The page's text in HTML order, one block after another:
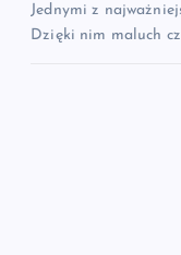
Jednymi z
Dzięki nim maluch